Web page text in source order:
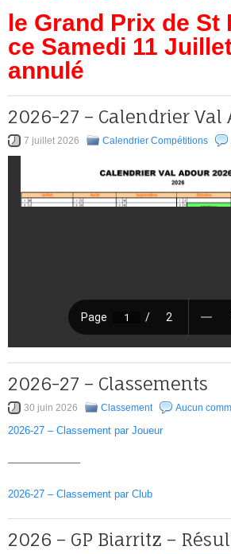
le Grand Prix de St
ce Samedi 11
annulé
2026-27 – Calendrier Val
7 juillet 2026 Calendrier Compétitions
2026-27 – Classements
30 juin 2026 Classement Aucun
2026-27 – Classement par Joueur
———————
2026-27 – Classement par Club
2026 – GP Biarritz –